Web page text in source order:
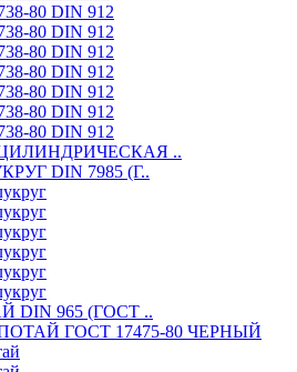
80 DIN 912
80 DIN 912
80 DIN 912
80 DIN 912
80 DIN 912
80 DIN 912
80 DIN 912
..
DIN 7985 (Г..
DIN 965 (ГОСТ ..
ГОСТ 17475-80 ЧЕРНЫЙ